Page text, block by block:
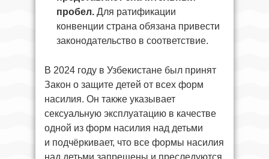
пробел. Для ратификации
конвенции страна обязана привести
законодательство в соответствие.
В 2024 году в Узбекистане был принят
Закон о защите детей от всех форм
насилия. Он также указывает
сексуальную эксплуатацию в качестве
одной из форм насилия над детьми
и подчёркивает, что все формы насилия
над детьми запрещены и преследуются